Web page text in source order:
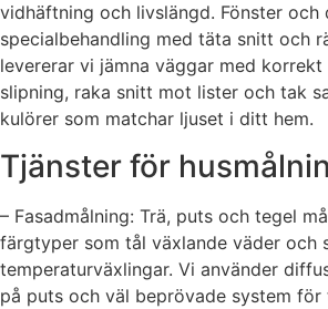
vidhäftning och livslängd. Fönster och
specialbehandling med täta snitt och
levererar vi jämna väggar med
slipning, raka snitt mot lister och tak
kulörer som matchar ljuset i ditt hem.
Tjänster för
– Fasadmålning: Trä, puts och tegel
färgtyper som tål växlande väder och
temperaturväxlingar. Vi använder
på puts och väl beprövade system